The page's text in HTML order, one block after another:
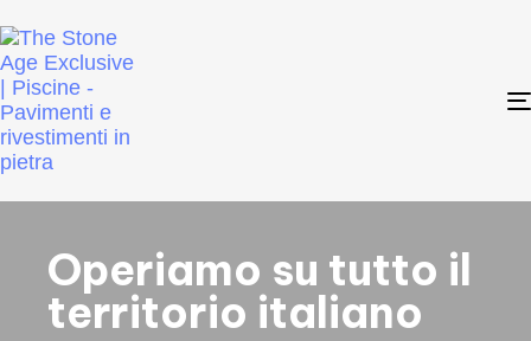
Operiamo su tutto il
territorio italiano